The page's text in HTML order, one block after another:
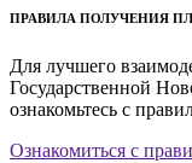
ПРАВИЛА ПОЛУЧЕНИЯ
Для лучшего
Государственной
ознакомьтесь с
Ознакомиться с